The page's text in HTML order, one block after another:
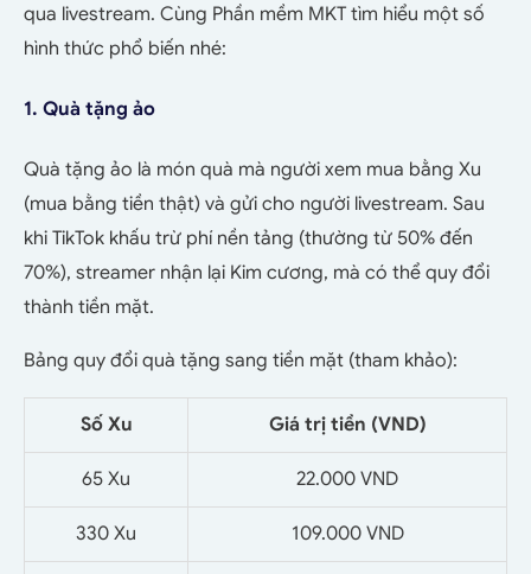
qua livestream. Cùng Phần mềm MKT tìm hiểu một số
hình thức phổ biến nhé:
1. Quà tặng ảo
Quà tặng ảo là món quà mà người xem mua bằng Xu
(mua bằng tiền thật) và gửi cho người livestream. Sau
khi TikTok khấu trừ phí nền tảng (thường từ 50% đến
70%), streamer nhận lại Kim cương, mà có thể quy đổi
thành tiền mặt.
Bảng quy đổi quà tặng sang tiền mặt (tham khảo):
Số Xu Giá trị tiền (VND)
65 Xu 22.000 VND
330 Xu 109.000 VND